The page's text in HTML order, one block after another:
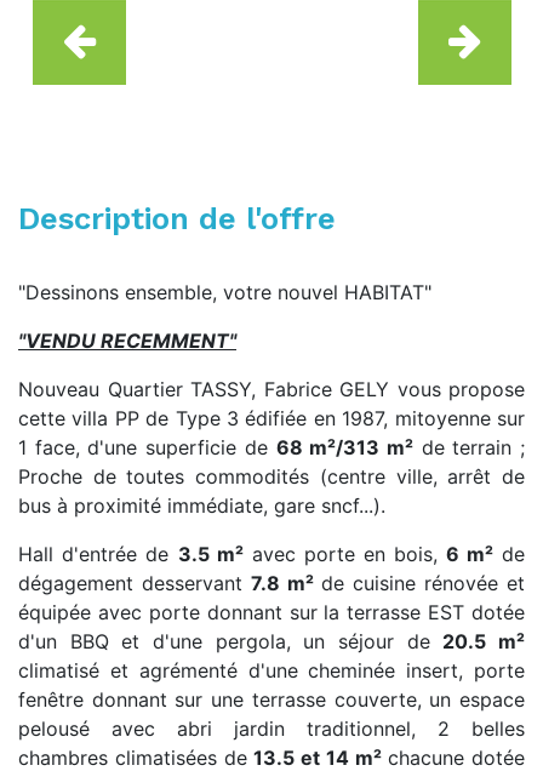
Description de l'offre
"Dessinons ensemble, votre nouvel HABITAT"
"VENDU RECEMMENT"
Nouveau Quartier TASSY, Fabrice GELY vous propose
cette villa PP de Type 3 édifiée en 1987, mitoyenne sur
1 face, d'une superficie de 68 m²/313 m²de terrain ;
Proche de toutes commodités (centre ville, arrêt de
bus à proximité immédiate, gare sncf...).
Hall d'entrée de 3.5 m²avec porte en bois, 6 m²de
dégagement desservant 7.8 m²de cuisine rénovée et
équipée avec porte donnant sur la terrasse EST dotée
d'un BBQ et d'une pergola, un séjour de 20.5 m²
climatisé et agrémenté d'une cheminée insert, porte
fenêtre donnant sur une terrasse couverte, un espace
pelousé avec abri jardin traditionnel, 2 belles
chambres climatisées de13.5 et 14 m²chacune dotée